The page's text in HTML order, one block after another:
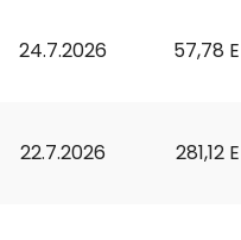
24.7.2026 57,78
22.7.2026 281,12